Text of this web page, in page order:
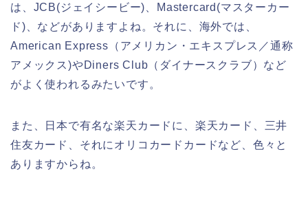
は、JCB(ジェイシービー)、Mastercard(マスターカー
ド)、などがありますよね。それに、海外では、
American Express（アメリカン・エキスプレス／通称
アメックス)やDiners Club（ダイナースクラブ）など
がよく使われるみたいです。
また、日本で有名な楽天カードに、楽天カード、三井
住友カード、それにオリコカードカードなど、色々と
ありますからね。